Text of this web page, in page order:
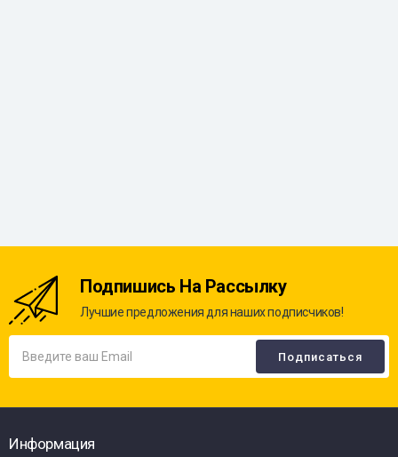
Подпишись На Рассылку
Лучшие предложения для наших подписчиков!
Информация